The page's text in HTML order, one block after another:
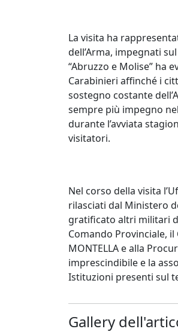
La visita ha
dell’Arma, impegnati
“Abruzzo e Molise” ha
Carabinieri affinché i
sostegno costante
sempre più impegno
durante l’avviata
visitatori.
Nel corso della visita
rilasciati dal Ministero
gratificato altri militari
Comando Provinciale,
MONTELLA e alla
imprescindibile e la
Istituzioni presenti sul
Gallery